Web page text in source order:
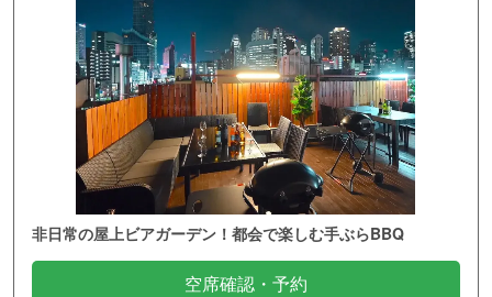
非日常の屋上ビアガーデン！都会で楽しむ手ぶらBBQ
空席確認・予約